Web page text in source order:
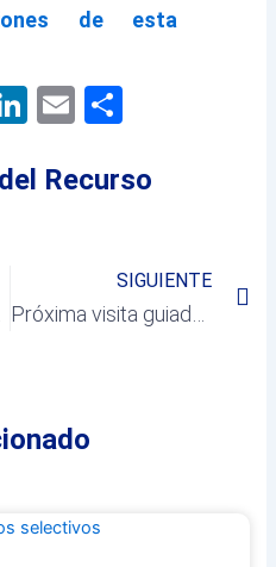
de esta
LinkedIn
Email
Recurso
SIGUIENTE
Próxima visita guiada a «Primitiva Complutum»